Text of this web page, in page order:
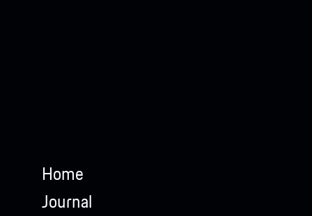
Home
Journal